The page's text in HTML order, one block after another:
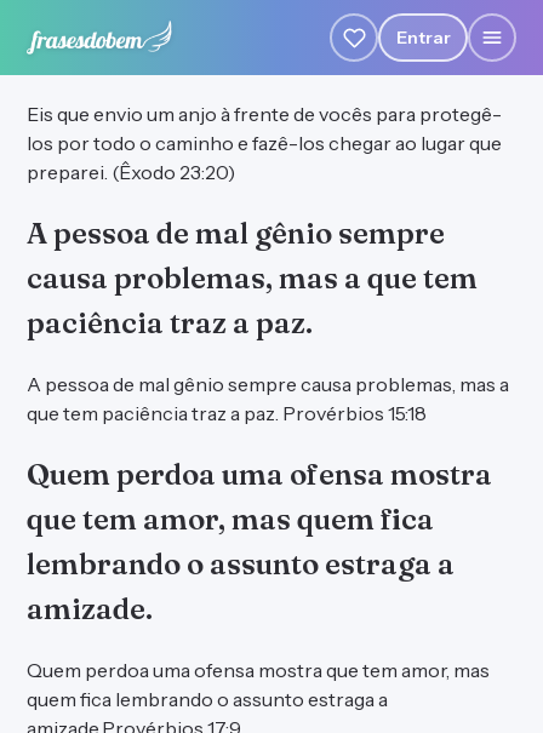
Entrar
Eis que envio um anjo à frente de vocês para protegê-
los por todo o caminho e fazê-los chegar ao lugar que
preparei. (Êxodo 23:20)
A pessoa de mal gênio sempre
causa problemas, mas a que tem
paciência traz a paz.
A pessoa de mal gênio sempre causa problemas, mas a
que tem paciência traz a paz. Provérbios 15:18
Quem perdoa uma ofensa mostra
que tem amor, mas quem fica
lembrando o assunto estraga a
amizade.
Quem perdoa uma ofensa mostra que tem amor, mas
quem fica lembrando o assunto estraga a
amizade.Provérbios 17:9